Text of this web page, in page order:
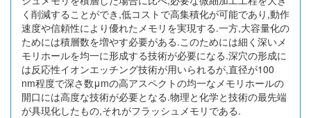
く削減することができ,低コストで高集積化が可能であり,動作
速度や信頼性により優れたメモリを実現する.一方,大容量化の
ためには積層数を増やす必要がある.このためには細く深いメ
モリホールを均一に形成する技術が必要になる.深穴の形成に
は反応性イオンエッチング技術が用いられるが,直径が100
nm程度で深さ数μmの高アスペクトの均一なメモリホールの
開口には高度な技術が必要となる.物理と化学と技術の最先端
が具現化したもの,それがフラッシュメモリである.